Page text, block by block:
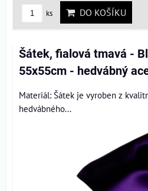
ks DO KOŠÍKU
Šátek, fialová tmavá -
55x55cm - hedvábný
Materiál: Šátek je vyroben z
hedvábného...